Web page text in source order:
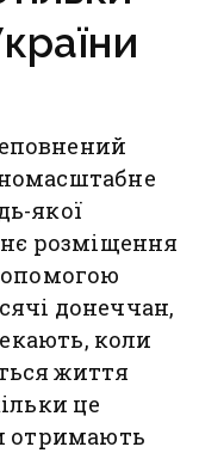
якої
розміщення
донеччан,
коли
життя
це
отримають